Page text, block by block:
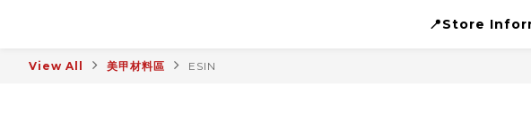
📍Store
View All 美甲材料區 ESIN